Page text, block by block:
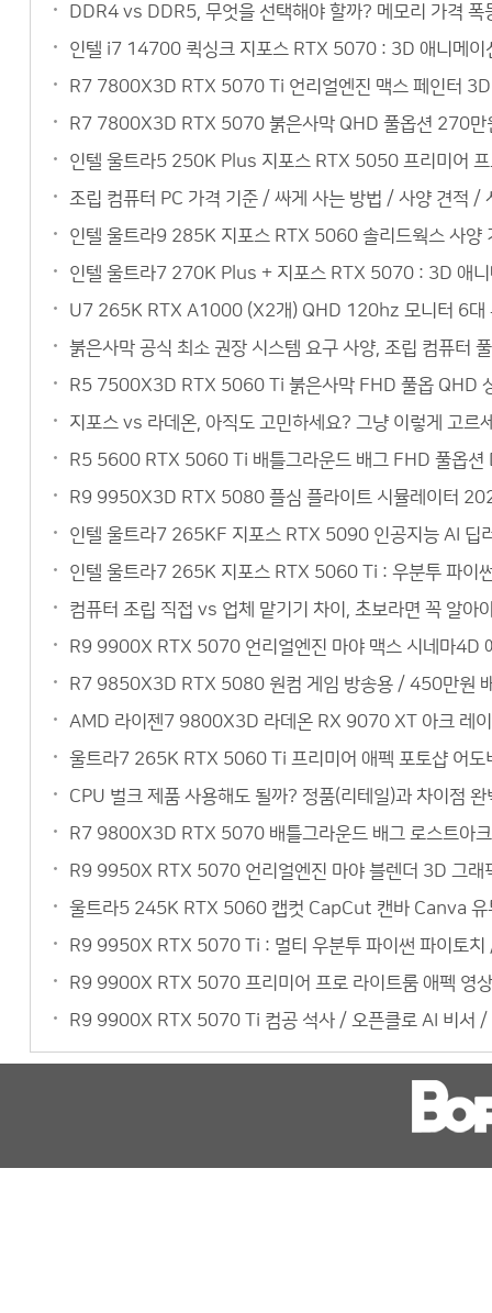
DDR4 vs DDR5, 무엇을 선택해야 할까? 메모리 가격
인텔 i7 14700 퀵싱크 지포스 RTX 5070 : 3D 애니메이
R7 7800X3D RTX 5070 Ti 언리얼엔진 맥스 페인터 3D
R7 7800X3D RTX 5070 붉은사막 QHD 풀옵션 270만
인텔 울트라5 250K Plus 지포스 RTX 5050 프리미어
조립 컴퓨터 PC 가격 기준 / 싸게 사는 방법 / 사양 견적 /
인텔 울트라9 285K 지포스 RTX 5060 솔리드웍스 사양
인텔 울트라7 270K Plus + 지포스 RTX 5070 : 3D 애니
U7 265K RTX A1000 (X2개) QHD 120hz 모니터 6대
붉은사막 공식 최소 권장 시스템 요구 사양, 조립 컴퓨터
R5 7500X3D RTX 5060 Ti 붉은사막 FHD 풀옵 QHD
지포스 vs 라데온, 아직도 고민하세요? 그냥 이렇게 고
R5 5600 RTX 5060 Ti 배틀그라운드 배그 FHD 풀옵션
R9 9950X3D RTX 5080 플심 플라이트 시뮬레이터
인텔 울트라7 265KF 지포스 RTX 5090 인공지능 AI 딥
인텔 울트라7 265K 지포스 RTX 5060 Ti : 우분투 파이
컴퓨터 조립 직접 vs 업체 맡기기 차이, 초보라면 꼭 알아
R9 9900X RTX 5070 언리얼엔진 마야 맥스 시네마4D
R7 9850X3D RTX 5080 원컴 게임 방송용 / 450만원
AMD 라이젠7 9800X3D 라데온 RX 9070 XT 아크 레
울트라7 265K RTX 5060 Ti 프리미어 애펙 포토샵 어도
CPU 벌크 제품 사용해도 될까? 정품(리테일)과 차이점
R7 9800X3D RTX 5070 배틀그라운드 배그 로스트아
R9 9950X RTX 5070 언리얼엔진 마야 블렌더 3D 그래
울트라5 245K RTX 5060 캡컷 CapCut 캔바 Canva 유
R9 9950X RTX 5070 Ti : 멀티 우분투 파이썬 파이토치
R9 9900X RTX 5070 프리미어 프로 라이트룸 애펙 영
R9 9900X RTX 5070 Ti 컴공 석사 / 오픈클로 AI 비서 /